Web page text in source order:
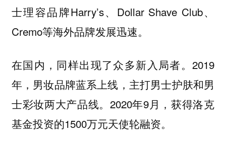
士理容品牌Harry’s、Dollar Shave Club、
Cremo等海外品牌发展迅速。
在国内，同样出现了众多新入局者。2019
年，男妆品牌蓝系上线，主打男士护肤和男
士彩妆两大产品线。2020年9月，获得洛克
基金投资的1500万元天使轮融资。